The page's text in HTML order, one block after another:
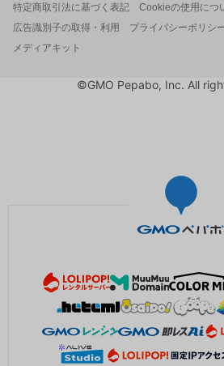
特定商取引法に基づく表記
Cookieの使用につ
広告識別子の取得・利用
プライバシーポリシ
メディアキット
©GMO Pepabo, Inc. All